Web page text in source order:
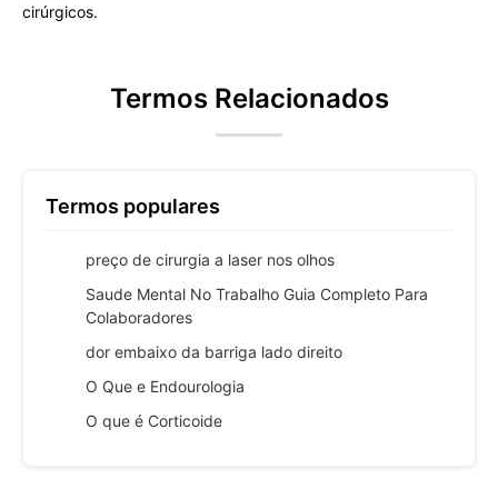
cirúrgicos.
Termos Relacionados
Termos populares
preço de cirurgia a laser nos olhos
Saude Mental No Trabalho Guia Completo Para
Colaboradores
dor embaixo da barriga lado direito
O Que e Endourologia
O que é Corticoide